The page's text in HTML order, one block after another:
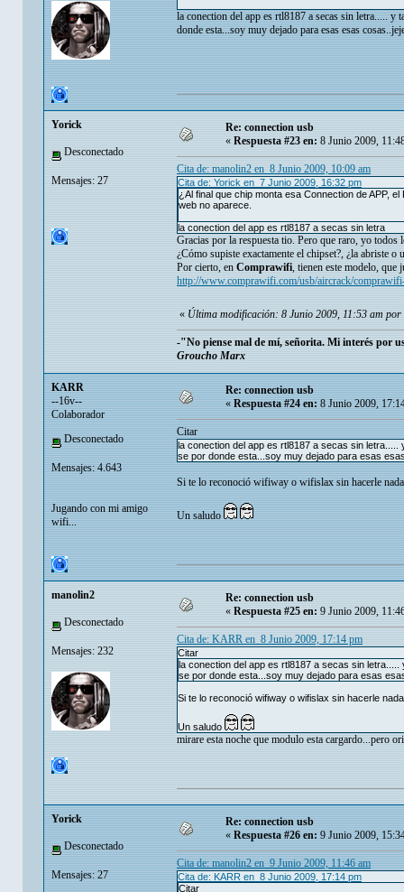
la conection del app es rtl8187 a secas sin letra..... y
donde esta...soy muy dejado para esas esas
Yorick
Desconectado
Mensajes: 27
Re: connection usb
« Respuesta #23 en: 8 Junio 2009,
Cita de: manolin2 en 8 Junio 2009, 10:09 am
Cita de: Yorick en 7 Junio 2009, 16:32 pm
¿Al final que chip monta esa Connection de APP,
web no aparece.
la conection del app es rtl8187 a secas sin letra
Gracias por la respuesta tio. Pero que raro, yo
¿Cómo supiste exactamente el chipset?, ¿la abriste o
Por cierto, en Comprawifi, tienen este modelo, que
http://www.comprawifi.com/usb/aircrack/
« Última modificación: 8 Junio 2009, 11:53 am por
-"No piense mal de mí, señorita. Mi interés por
Groucho Marx
KARR
--16v--
Colaborador
Desconectado
Mensajes: 4.643
Jugando con mi amigo
wifi...
Re: connection usb
«Respuesta #24 en:8 Junio 2009,
Citar
la conection del app es rtl8187 a secas sin
se por donde esta...soy muy dejado para esas
Si te lo reconoció wifiway o wifislax sin hacerle
Un saludo
manolin2
Desconectado
Mensajes: 232
Re: connection usb
« Respuesta #25 en: 9 Junio 2009,
Cita de: KARR en 8 Junio 2009, 17:14 pm
Citar
la conection del app es rtl8187 a secas sin
se por donde esta...soy muy dejado para esas
Si te lo reconoció wifiway o wifislax sin hacerle
Un saludo
mirare esta noche que modulo esta cargardo...pero
Yorick
Desconectado
Mensajes: 27
Re: connection usb
«Respuesta #26 en:9 Junio 2009,
Cita de: manolin2 en 9 Junio 2009, 11:46 am
Cita de: KARR en 8 Junio 2009, 17:14 pm
Citar